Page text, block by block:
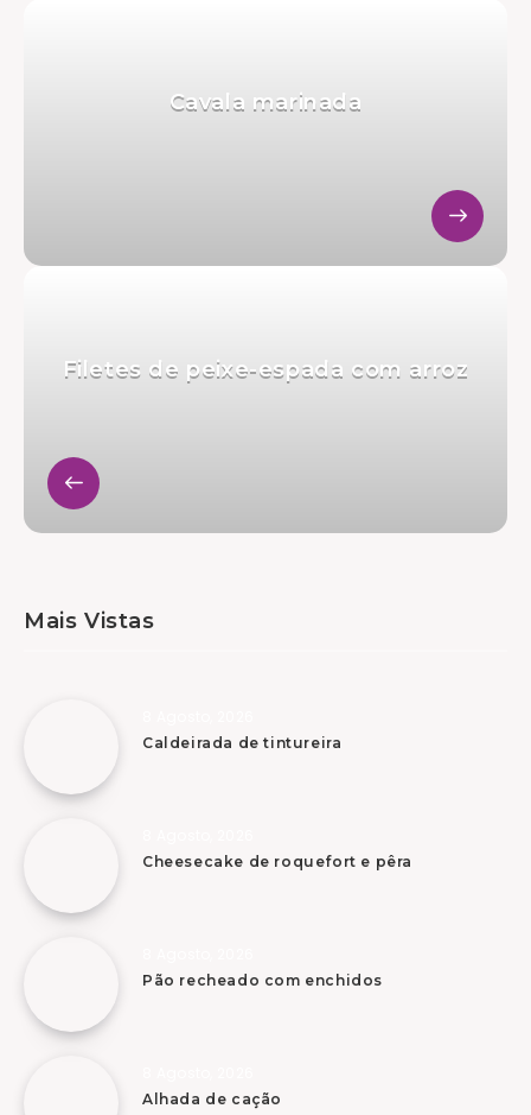
Cavala marinada
Filetes de peixe-espada com arroz
Mais Vistas
Caldeirada de tintureira
Cheesecake de roquefort e pêra
Pão recheado com enchidos
Alhada de cação